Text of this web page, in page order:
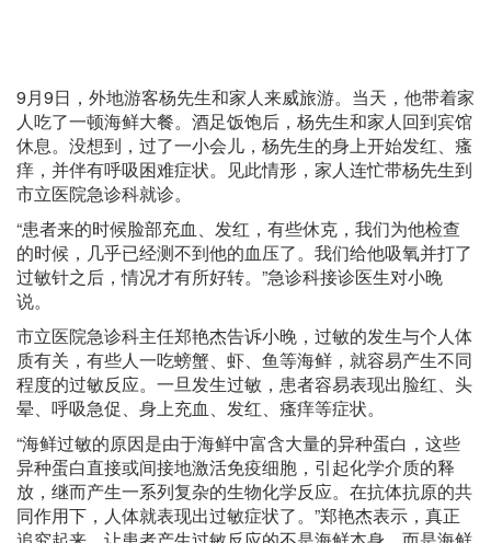
9月9日，外地游客杨先生和家人来威旅游。当天，他带着家
人吃了一顿海鲜大餐。酒足饭饱后，杨先生和家人回到宾馆
休息。没想到，过了一小会儿，杨先生的身上开始发红、瘙
痒，并伴有呼吸困难症状。见此情形，家人连忙带杨先生到
市立医院急诊科就诊。
“患者来的时候脸部充血、发红，有些休克，我们为他检查
的时候，几乎已经测不到他的血压了。我们给他吸氧并打了
过敏针之后，情况才有所好转。”急诊科接诊医生对小晚
说。
市立医院急诊科主任郑艳杰告诉小晚，过敏的发生与个人体
质有关，有些人一吃螃蟹、虾、鱼等海鲜，就容易产生不同
程度的过敏反应。一旦发生过敏，患者容易表现出脸红、头
晕、呼吸急促、身上充血、发红、瘙痒等症状。
“海鲜过敏的原因是由于海鲜中富含大量的异种蛋白，这些
异种蛋白直接或间接地激活免疫细胞，引起化学介质的释
放，继而产生一系列复杂的生物化学反应。在抗体抗原的共
同作用下，人体就表现出过敏症状了。”郑艳杰表示，真正